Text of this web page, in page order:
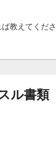
教えてくださ
ル書類